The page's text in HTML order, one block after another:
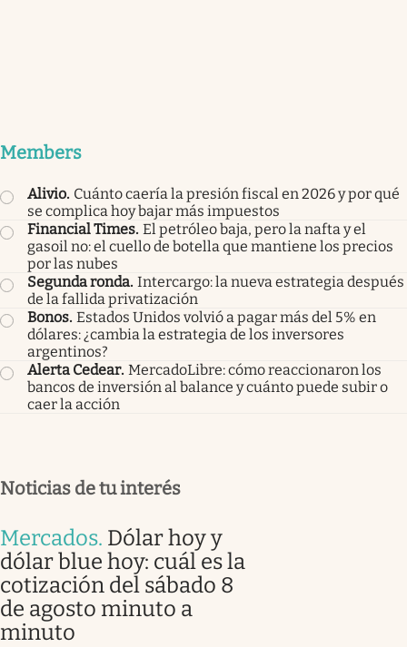
Members
Alivio. Cuánto caería la presión fiscal en 2026 y por qué
se complica hoy bajar más impuestos
Financial Times. El petróleo baja, pero la nafta y el
gasoil no: el cuello de botella que mantiene los precios
por las nubes
Segunda ronda. Intercargo: la nueva estrategia después
de la fallida privatización
Bonos. Estados Unidos volvió a pagar más del 5% en
dólares: ¿cambia la estrategia de los inversores
argentinos?
Alerta Cedear. MercadoLibre: cómo reaccionaron los
bancos de inversión al balance y cuánto puede subir o
caer la acción
Noticias de tu interés
Mercados. Dólar hoy y
dólar blue hoy: cuál es la
cotización del sábado 8
de agosto minuto a
minuto